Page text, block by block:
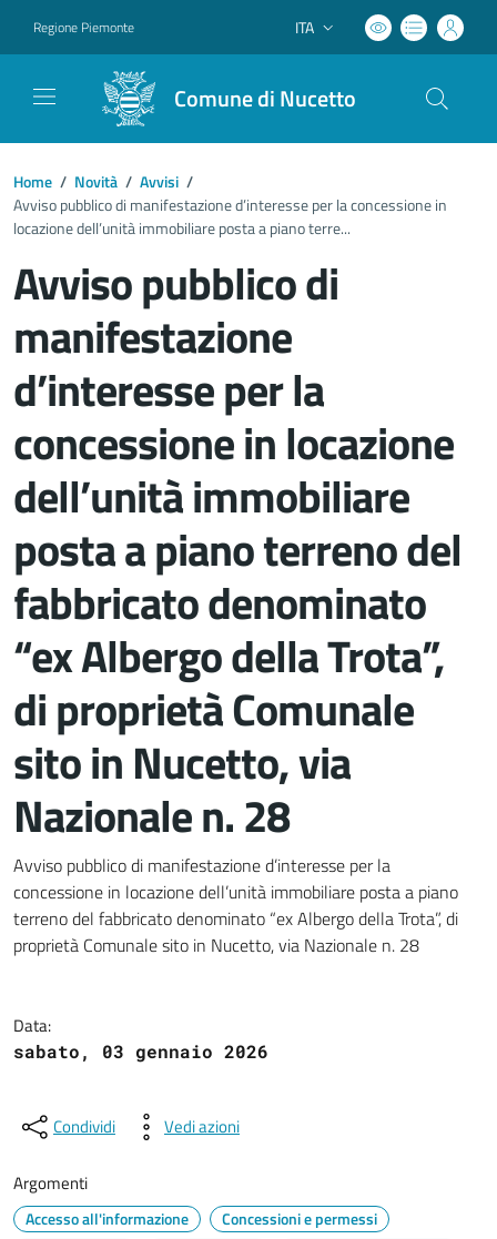
Regione Piemonte Lingua attiva:
ITA
Comune di Nucetto
Home / Novità / Avvisi /
Avviso pubblico di manifestazione d’interesse per la concessione in
locazione dell’unità immobiliare posta a piano terre...
Avviso pubblico di
manifestazione
d’interesse per la
concessione in locazione
dell’unità immobiliare
posta a piano terreno del
fabbricato denominato
“ex Albergo della Trota”,
di proprietà Comunale
sito in Nucetto, via
Nazionale n. 28
Dettagli del documento
Avviso pubblico di manifestazione d’interesse per la
concessione in locazione dell’unità immobiliare posta a piano
terreno del fabbricato denominato “ex Albergo della Trota”, di
proprietà Comunale sito in Nucetto, via Nazionale n. 28
Data:
sabato, 03 gennaio 2026
Condividi Vedi azioni
Argomenti
Accesso all'informazione
Concessioni e permessi